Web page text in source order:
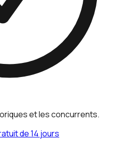
et les concurrents.
de 14 jours